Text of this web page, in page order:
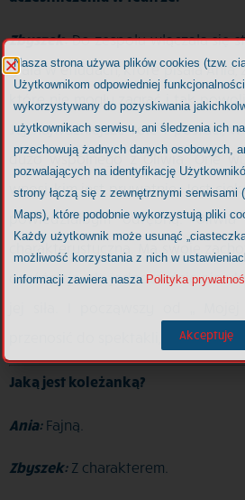
Zbyszek:Do zespołu włączała się
grała w etiudach, które pisała
które nie mogły zagrać i tak
Jej najważniejsze role i postaci,
dużo wspólnego z Oliwią. One
wnosi, kim jest prywatnie. Jest
powiedziałbym odrębną.
charakterystyczna. Ma swoje
odróżniają, ale jednocześnie nie
przenosić do spektakli, to co
Jaką jest koleżanką?
Ania:Fajną.
Zbyszek:Z charakterem.
Nasza strona używa plików cookies (tzw.
Użytkownikom odpowiedniej
wykorzystywany do pozyskiwania
użytkownikach serwisu, ani śledzenia ich
przechowują żadnych danych osobowych,
pozwalających na identyfikację
strony łączą się z zewnętrznymi serwisami
Maps), które podobnie wykorzystują pliki
Każdy użytkownik może usunąć
możliwość korzystania z nich w
informacji zawiera nasza Polityka
Akceptuję